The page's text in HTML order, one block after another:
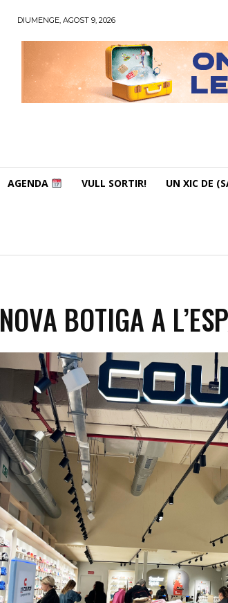
DIUMENGE, AGOST 9, 2026
AGENDA VULL SORTIR! UN XIC DE
NOVA BOTIGA A